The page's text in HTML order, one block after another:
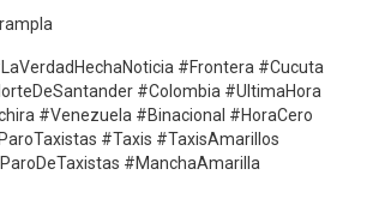
#Frontera #Cucuta
#Colombia #UltimaHora
#Venezuela #Binacional #HoraCero
#Taxis #TaxisAmarillos
#ManchaAmarilla